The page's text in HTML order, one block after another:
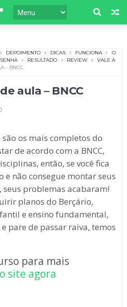
DEPOIMENTO DICAS FUNCIONA
O
RESULTADO REVIEW
VALE A
– BNCC
aula – BNCC
os mais completos do
de acordo com a BNCC,
então, se você fica
não consegue montar seus
problemas acabaram!
planos do Berçário,
e ensino fundamental,
pare de passar raiva, temos
para mais
site agora